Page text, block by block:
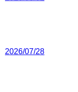
2026/07/28